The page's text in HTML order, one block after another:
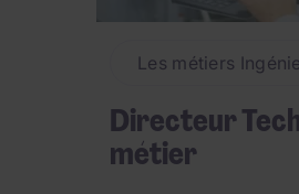
Les métiers
Directeur
métier